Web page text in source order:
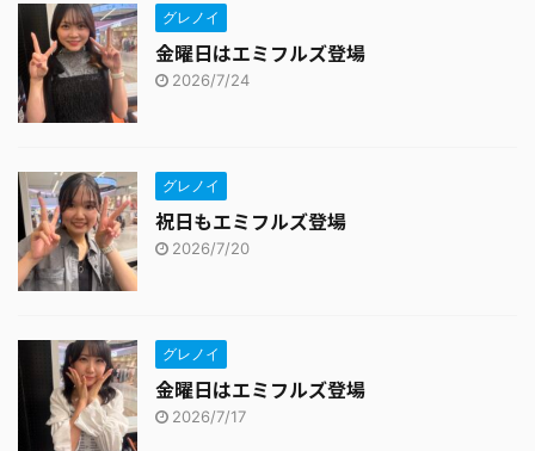
グレノイ
金曜日はエミフルズ登場
2026/7/24
グレノイ
祝日もエミフルズ登場
2026/7/20
グレノイ
金曜日はエミフルズ登場
2026/7/17